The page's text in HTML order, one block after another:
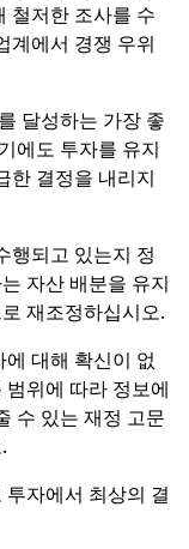
철저한 조사를 수
계에서 경쟁 우위
달성하는 가장 좋
에도 투자를 유지
한 결정을 내리지
행되고 있는지 정
자산 배분을 유지
재조정하십시오.
대해 확신이 없
위에 따라 정보에
수 있는 재정 고문
자에서 최상의 결